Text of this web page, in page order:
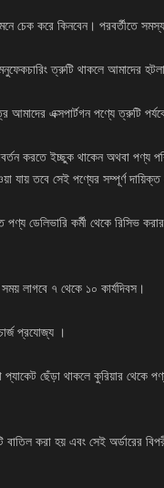
চেক করে কিনবেন। পরবর্তীতে
ত্রুটি থাকলে আমাদের
এক্সপার্টগন পণ্যে ত্রুটি
করতে ইচ্ছুক থাকেন অথবা পণ্য
যায় তবে সেই পণ্যের সম্পূর্ণ
পণ্য ডেলিভারি কর্মী থেকে
সময় লাগবে ৭ থেকে ১০ কার্যদিবস।
প্রযোজ্য ।
ছেঁড়া থাকলে কুরিয়ার
বাতিল করা হয় এবং সেই অর্ডারের